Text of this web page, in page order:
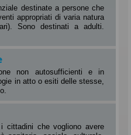
destinate a persone che
appropriati di varia natura
Sono destinati a adulti.
non autosufficienti e in
in atto o esiti delle stesse,
che vogliono avere